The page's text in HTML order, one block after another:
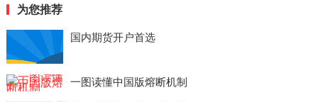
为您推荐
国内期货开户首选
一图读懂中国版熔断机制